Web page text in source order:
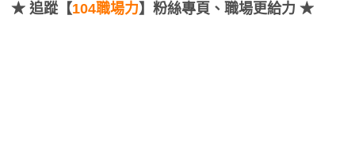
★ 追蹤【104職場力】粉絲專頁、職場更給力 ★